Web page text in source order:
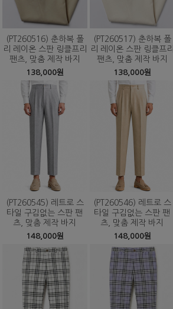
(PT260516) 춘하복 폴
리 레이온 스판 링클프리
팬츠, 맞춤 제작 바지
138,000원
(PT260517) 춘하복 폴
리 레이온 스판 링클프리
팬츠, 맞춤 제작 바지
138,000원
(PT260545) 레트로 스
타일 구김없는 스판 팬
츠, 맞춤 제작 바지
148,000원
(PT260546) 레트로 스
타일 구김없는 스판 팬
츠, 맞춤 제작 바지
148,000원